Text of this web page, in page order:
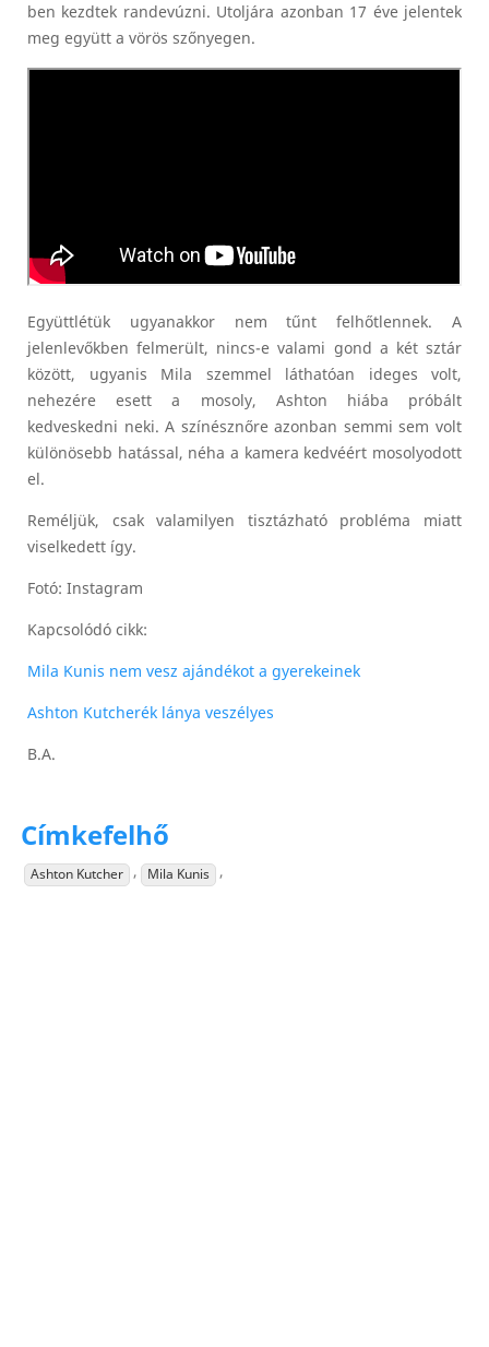
ben kezdtek randevúzni. Utoljára azonban 17 éve jelentek
meg együtt a vörös szőnyegen.
Együttlétük ugyanakkor nem tűnt felhőtlennek. A
jelenlevőkben felmerült, nincs-e valami gond a két sztár
között, ugyanis Mila szemmel láthatóan ideges volt,
nehezére esett a mosoly, Ashton hiába próbált
kedveskedni neki. A színésznőre azonban semmi sem volt
különösebb hatással, néha a kamera kedvéért mosolyodott
el.
Reméljük, csak valamilyen tisztázható probléma miatt
viselkedett így.
Fotó: Instagram
Kapcsolódó cikk:
Mila Kunis nem vesz ajándékot a gyerekeinek
Ashton Kutcherék lánya veszélyes
B.A.
Címkefelhő
Ashton Kutcher , Mila Kunis ,